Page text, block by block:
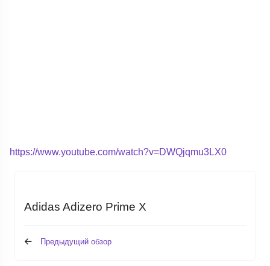
https://www.youtube.com/watch?v=DWQjqmu3LX0
Adidas Adizero Prime X
Предыдущий обзор